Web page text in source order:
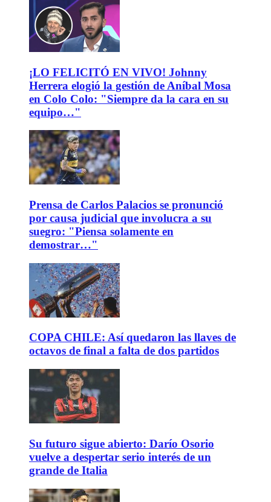
¡LO FELICITÓ EN VIVO! Johnny
Herrera elogió la gestión de Aníbal Mosa
en Colo Colo: "Siempre da la cara en su
equipo…"
Prensa de Carlos Palacios se pronunció
por causa judicial que involucra a su
suegro: "Piensa solamente en
demostrar…"
COPA CHILE: Así quedaron las llaves de
octavos de final a falta de dos partidos
Su futuro sigue abierto: Darío Osorio
vuelve a despertar serio interés de un
grande de Italia